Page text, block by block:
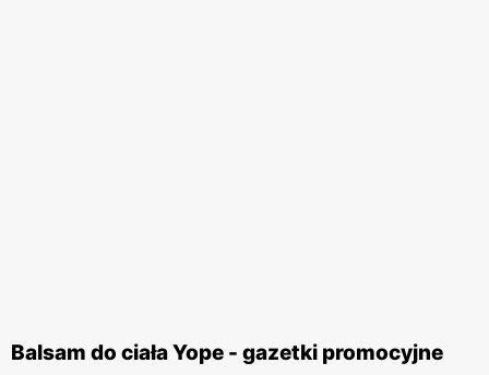
Balsam do ciała Yope - gazetki promocyjne